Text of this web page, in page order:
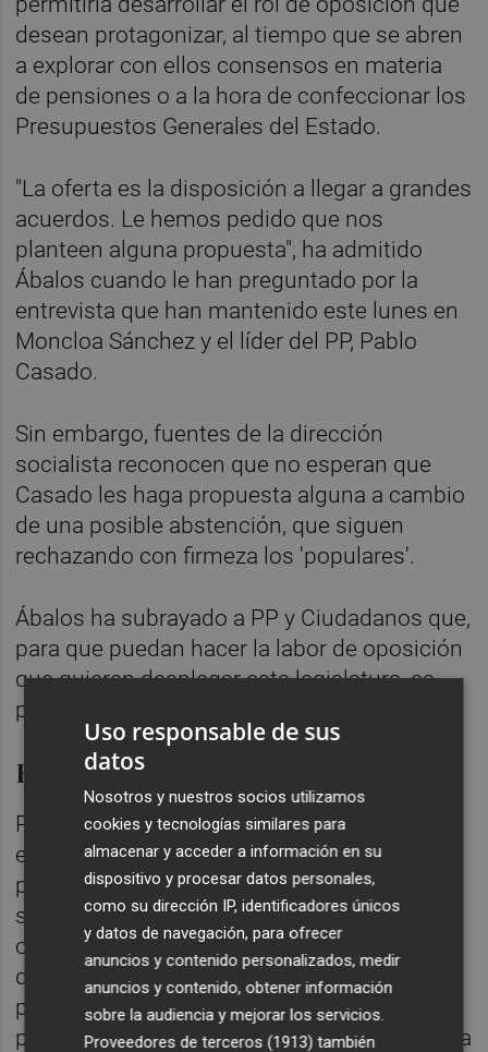
desean protagonizar, al tiempo que se abren
a explorar con ellos consensos en materia
de pensiones o a la hora de confeccionar los
Presupuestos Generales del Estado.
"La oferta es la disposición a llegar a grandes
acuerdos. Le hemos pedido que nos
planteen alguna propuesta", ha admitido
Ábalos cuando le han preguntado por la
entrevista que han mantenido este lunes en
Moncloa Sánchez y el líder del PP, Pablo
Casado.
Sin embargo, fuentes de la dirección
socialista reconocen que no esperan que
Casado les haga propuesta alguna a cambio
de una posible abstención, que siguen
rechazando con firmeza los 'populares'.
Ábalos ha subrayado a PP y Ciudadanos que,
para que puedan hacer la labor de oposición
que quieren desplegar esta legislatura, es
preciso que se forme el Gobierno antes.
Responsabilidad conjunta
Pero la responsabilidad de formar gobierno
en un escenario tan fragmentado
políticamente "no sólo concierne al PSOE",
sino al "conjunto de las fuerzas políticas", en
opinión de Ábalos, que tan sólo se ha
dirigido a PP, Ciudadanos y Podemos "como
partidos con vocación de gobierno" para
pedirles que hagan posible que la investidura
Uso responsable de sus
datos
Nosotros y nuestros socios utilizamos
cookies y tecnologías similares para
almacenar y acceder a información en su
dispositivo y procesar datos personales,
como su dirección IP, identificadores únicos
y datos de navegación, para ofrecer
anuncios y contenido personalizados, medir
anuncios y contenido, obtener información
sobre la audiencia y mejorar los servicios.
Proveedores de terceros (1913) también